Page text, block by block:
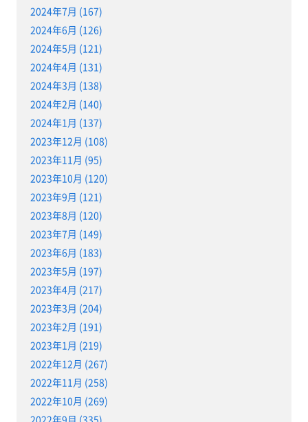
2024年7月 (167)
2024年6月 (126)
2024年5月 (121)
2024年4月 (131)
2024年3月 (138)
2024年2月 (140)
2024年1月 (137)
2023年12月 (108)
2023年11月 (95)
2023年10月 (120)
2023年9月 (121)
2023年8月 (120)
2023年7月 (149)
2023年6月 (183)
2023年5月 (197)
2023年4月 (217)
2023年3月 (204)
2023年2月 (191)
2023年1月 (219)
2022年12月 (267)
2022年11月 (258)
2022年10月 (269)
2022年9月 (335)